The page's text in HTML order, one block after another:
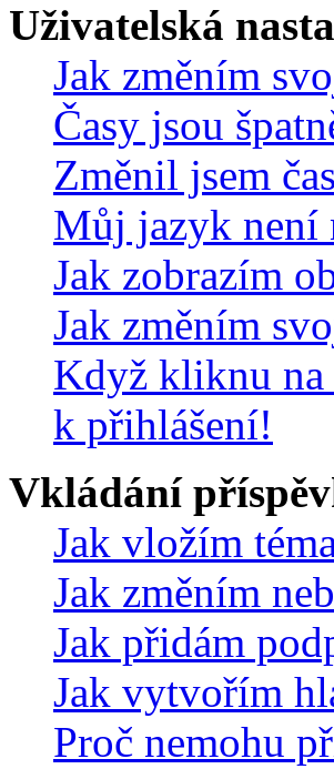
Uživatelská
Jak změním
Časy jsou
Změnil jsem
Můj jazyk není
Jak zobrazím
Jak změním
Když kliknu na
k přihlášení!
Vkládání
Jak vložím
Jak změním
Jak přidám
Jak vytvořím
Proč nemohu